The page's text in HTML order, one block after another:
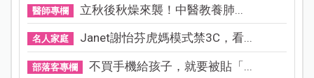
醫師專欄 立秋後秋燥來襲！中醫教養肺...
名人家庭 Janet謝怡芬虎媽模式禁3C，看...
部落客專欄 不買手機給孩子，就要被貼「...